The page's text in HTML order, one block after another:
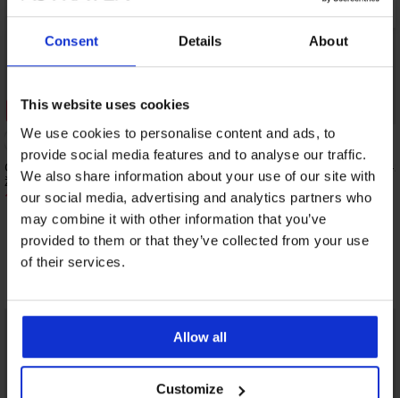
Consent Details About
This website uses cookies
We use cookies to personalise content and ads, to
provide social media features and to analyse our traffic.
We also share information about your use of our site with
our social media, advertising and analytics partners who
may combine it with other information that you’ve
provided to them or that they’ve collected from your use
of their services.
Allow all
Customize
Popust -50%
Grudnjak Soft Lace II podstavljeni bez
žica
18,50 €36,99 €
Grudnjak Simplicity
podstavljeni
20,99 €